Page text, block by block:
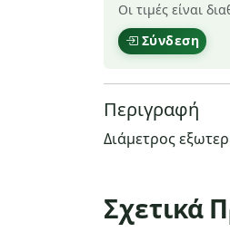
Οι τιμές είναι
Σύνδεση
Περιγραφή
Διάμετρος
Σχετικά